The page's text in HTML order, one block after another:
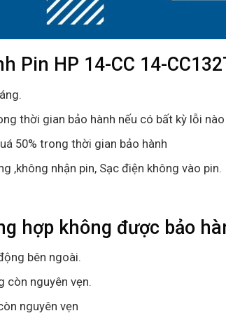
Pin HP 14-CC 14-
thời gian bảo hành nếu có bất kỳ lỗi
50% trong thời gian bảo hành
,không nhận pin, Sạc điện không vào pin.
hợp không được bảo
bên ngoài.
còn nguyên vẹn.
nguyên vẹn